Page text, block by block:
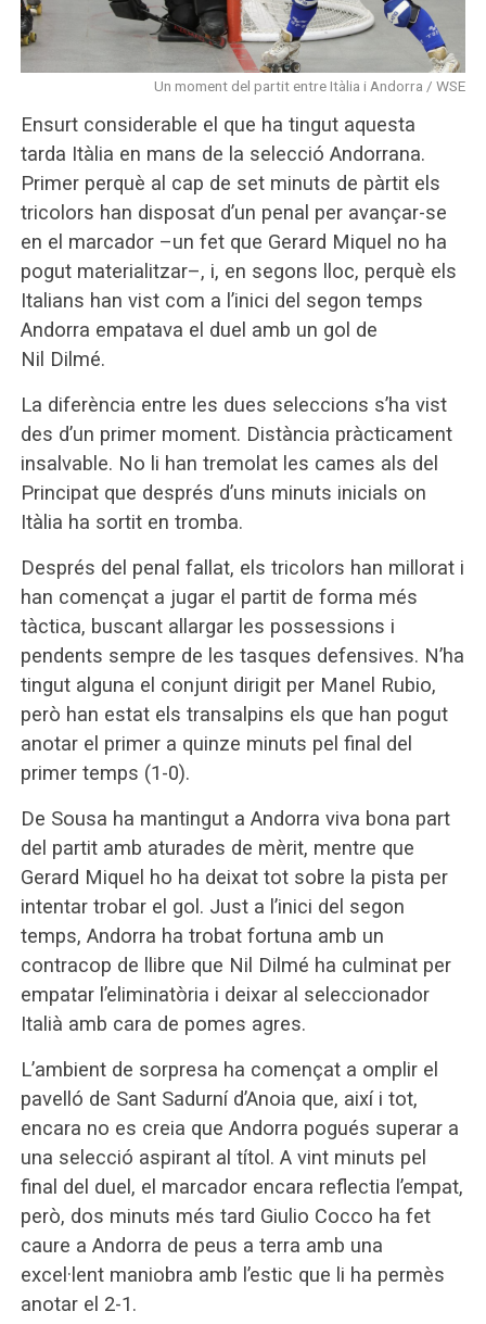
Un moment del partit entre Itàlia i Andorra / WSE
Ensurt considerable el que ha tingut aquesta
tarda Itàlia en mans de la selecció Andorrana.
Primer perquè al cap de set minuts de pàrtit els
tricolors han disposat d’un penal per avançar-se
en el marcador –un fet que Gerard Miquel no ha
pogut materialitzar–, i, en segons lloc, perquè els
Italians han vist com a l’inici del segon temps
Andorra empatava el duel amb un gol de
Nil Dilmé.
La diferència entre les dues seleccions s’ha vist
des d’un primer moment. Distància pràcticament
insalvable. No li han tremolat les cames als del
Principat que després d’uns minuts inicials on
Itàlia ha sortit en tromba.
Després del penal fallat, els tricolors han millorat i
han començat a jugar el partit de forma més
tàctica, buscant allargar les possessions i
pendents sempre de les tasques defensives. N’ha
tingut alguna el conjunt dirigit per Manel Rubio,
però han estat els transalpins els que han pogut
anotar el primer a quinze minuts pel final del
primer temps (1-0).
De Sousa ha mantingut a Andorra viva bona part
del partit amb aturades de mèrit, mentre que
Gerard Miquel ho ha deixat tot sobre la pista per
intentar trobar el gol. Just a l’inici del segon
temps, Andorra ha trobat fortuna amb un
contracop de llibre que Nil Dilmé ha culminat per
empatar l’eliminatòria i deixar al seleccionador
Italià amb cara de pomes agres.
L’ambient de sorpresa ha començat a omplir el
pavelló de Sant Sadurní d’Anoia que, així i tot,
encara no es creia que Andorra pogués superar a
una selecció aspirant al títol. A vint minuts pel
final del duel, el marcador encara reflectia l’empat,
però, dos minuts més tard Giulio Cocco ha fet
caure a Andorra de peus a terra amb una
excel·lent maniobra amb l’estic que li ha permès
anotar el 2-1.